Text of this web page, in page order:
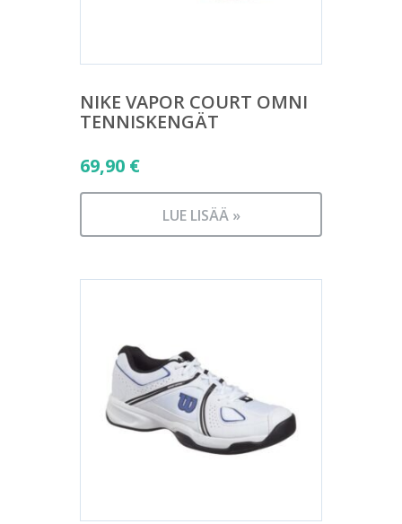
NIKE VAPOR COURT OMNI
TENNISKENGÄT
69,90 €
LUE LISÄÄ »